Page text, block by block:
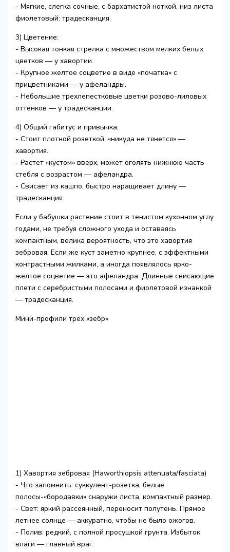
- Мягкие, слегка сочные, с бархатистой ноткой, низ листа
фиолетовый: традесканция.
3) Цветение:
- Высокая тонкая стрелка с множеством мелких белых
цветков — у хавортии.
- Крупное желтое соцветие в виде «початка» с
прицветниками — у афеландры.
- Небольшие трехлепестковые цветки розово-лиловых
оттенков — у традесканции.
4) Общий габитус и привычка:
- Стоит плотной розеткой, «никуда не тянется» —
хавортия.
- Растет «кустом» вверх, может оголять нижнюю часть
стебля с возрастом — афеландра.
- Свисает из кашпо, быстро наращивает длину —
традесканция.
Если у бабушки растение стоит в тенистом кухонном углу
годами, не требуя сложного ухода и оставаясь
компактным, велика вероятность, что это хавортия
зебровая. Если же куст заметно крупнее, с эффектными
контрастными жилками, а иногда появлялось ярко-
желтое соцветие — это афеландра. Длинные свисающие
плети с серебристыми полосами и фиолетовой изнанкой
— традесканция.
Мини-профили трех «зебр»
1) Хавортия зебровая (Haworthiopsis attenuata/fasciata)
- Что запомнить: суккулент-розетка, белые
полосы-«бородавки» снаружи листа, компактный размер.
- Свет: яркий рассеянный, переносит полутень. Прямое
летнее солнце — аккуратно, чтобы не было ожогов.
- Полив: редкий, с полной просушкой грунта. Избыток
влаги — главный враг.